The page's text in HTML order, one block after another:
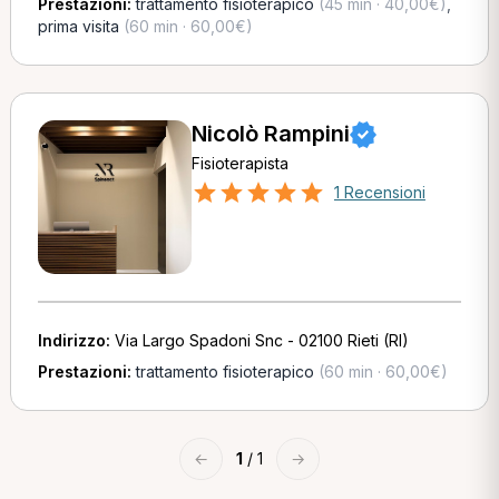
Prestazioni:trattamento fisioterapico (45 min · 40,00€)
prima visita (60 min · 60,00€)
Nicolò Rampini
Fisioterapista
1 Recensioni
Indirizzo: Via Largo Spadoni Snc - 02100 Rieti (RI)
Prestazioni:trattamento fisioterapico (60 min · 60,00€)
← 1 / 1 →